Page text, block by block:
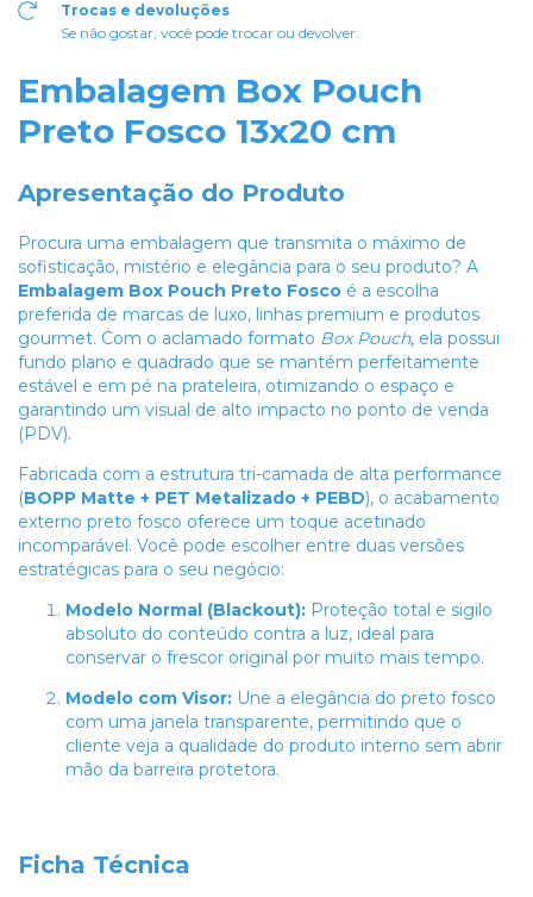
Trocas e devoluções
Se não gostar, você pode trocar ou devolver.
Embalagem Box Pouch
Preto Fosco 13x20 cm
Apresentação do Produto
Procura uma embalagem que transmita o máximo de
sofisticação, mistério e elegância para o seu produto? A
Embalagem Box Pouch Preto Fosco é a escolha
preferida de marcas de luxo, linhas premium e produtos
gourmet. Com o aclamado formato Box Pouch, ela possui
fundo plano e quadrado que se mantém perfeitamente
estável e em pé na prateleira, otimizando o espaço e
garantindo um visual de alto impacto no ponto de venda
(PDV).
Fabricada com a estrutura tri-camada de alta performance
(BOPP Matte + PET Metalizado + PEBD), o acabamento
externo preto fosco oferece um toque acetinado
incomparável. Você pode escolher entre duas versões
estratégicas para o seu negócio:
Modelo Normal (Blackout): Proteção total e sigilo
absoluto do conteúdo contra a luz, ideal para
conservar o frescor original por muito mais tempo.
Modelo com Visor: Une a elegância do preto fosco
com uma janela transparente, permitindo que o
cliente veja a qualidade do produto interno sem abrir
mão da barreira protetora.
Ficha Técnica